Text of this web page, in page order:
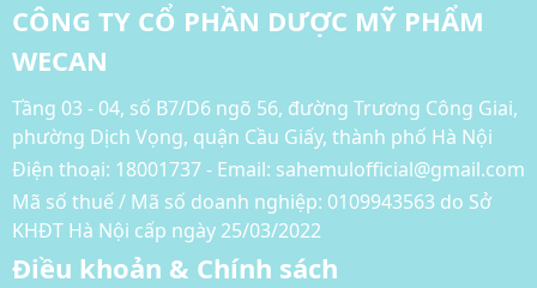
CÔNG TY CỔ PHẦN DƯỢC MỸ PHẨM
WECAN
Tầng 03 - 04, số B7/D6 ngõ 56, đường Trương Công Giai,
phường Dịch Vọng, quận Cầu Giấy, thành phố Hà Nội
Điện thoại: 18001737 - Email: sahemulofficial@gmail.com
Mã số thuế / Mã số doanh nghiệp: 0109943563 do Sở
KHĐT Hà Nội cấp ngày 25/03/2022
Điều khoản & Chính sách